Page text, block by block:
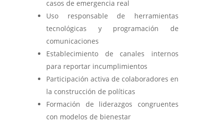
casos de emergencia real
Uso responsable de herramientas
tecnológicas y programación de
comunicaciones
Establecimiento de canales internos
para reportar incumplimientos
Participación activa de colaboradores en
la construcción de políticas
Formación de liderazgos congruentes
con modelos de bienestar